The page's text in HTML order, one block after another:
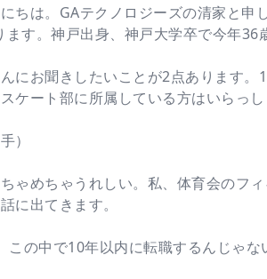
ちは。GAテクノロジーズの清家と
す。神戸出身、神戸大学卒で今年36
にお聞きしたいことが2点あります
ケート部に所属している方はいらっ
）
ゃめちゃうれしい。私、体育会のフ
に出てきます。
この中で10年以内に転職するんじゃ